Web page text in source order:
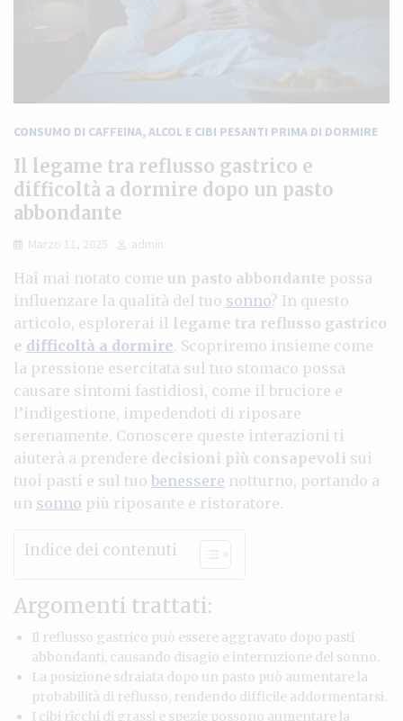
CONSUMO DI CAFFEINA, ALCOL E CIBI PESANTI PRIMA DI DORMIRE
Il legame tra reflusso gastrico e
difficoltà a dormire dopo un pasto
abbondante
Marzo 11, 2025 admin
Hai mai notato come un pasto abbondante possa
influenzare la qualità del tuo sonno? In questo
articolo, esplorerai il legame tra reflusso gastrico
e difficoltà a dormire. Scopriremo insieme come
la pressione esercitata sul tuo stomaco possa
causare sintomi fastidiosi, come il bruciore e
l’indigestione, impedendoti di riposare
serenamente. Conoscere queste interazioni ti
aiuterà a prendere decisioni più consapevoli sui
tuoi pasti e sul tuo benessere notturno, portando a
un sonno più riposante e ristoratore.
Indice dei contenuti
Argomenti trattati:
Il reflusso gastrico può essere aggravato dopo pasti
abbondanti, causando disagio e interruzione del sonno.
La posizione sdraiata dopo un pasto può aumentare la
probabilità di reflusso, rendendo difficile addormentarsi.
I cibi ricchi di grassi e spezie possono aumentare la